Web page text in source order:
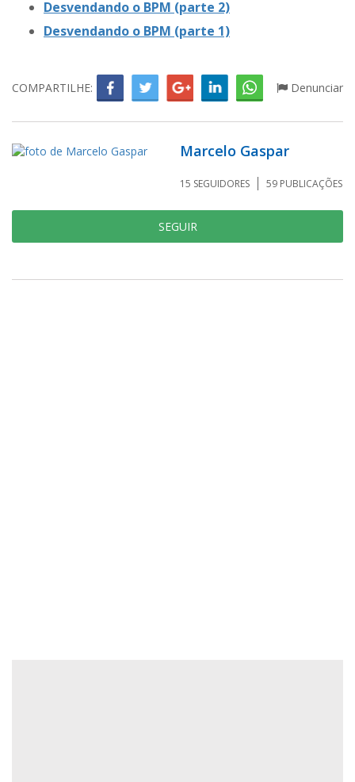
Desvendando o BPM (parte 2)
Desvendando o BPM (parte 1)
COMPARTILHE: Denunciar
Marcelo Gaspar
15 SEGUIDORES 59 PUBLICAÇÕES
SEGUIR